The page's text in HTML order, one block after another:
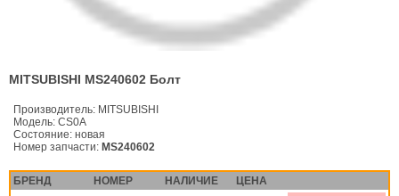
MITSUBISHI MS240602 Болт
Производитель: MITSUBISHI
Модель: CS0A
Состояние: новая
Номер запчасти: MS240602
БРЕНД НОМЕР НАЛИЧИЕ
ЦЕНА